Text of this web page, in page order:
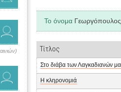
Το όνομα
Τίτλος
Στο διάβα των Λαγκαδιανών
Η κληρονομιά